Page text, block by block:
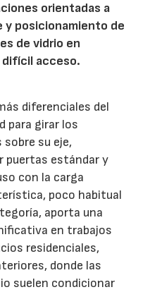
orientadas a
posicionamiento de
de vidrio en
difícil acceso.
diferenciales del
para girar los
su eje,
puertas estándar y
con la carga
poco habitual
aporta una
en trabajos
residenciales,
donde las
suelen condicionar